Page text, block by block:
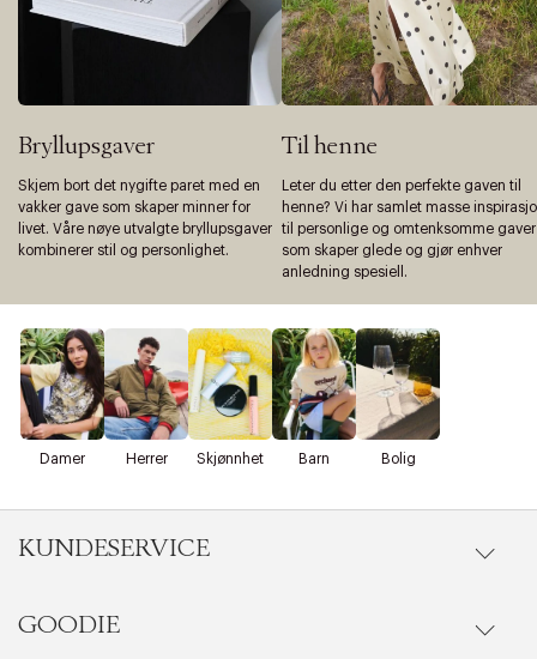
Bryllupsgaver
Skjem bort det nygifte paret med en
vakker gave som skaper minner for
livet. Våre nøye utvalgte bryllupsgaver
kombinerer stil og personlighet.
Til henne
Leter du etter den perfekte gaven til
henne? Vi har samlet masse
til personlige og omtenksomme gaver
som skaper glede og gjør enhver
anledning spesiell.
Damer Herrer Skjønnhet Barn Bolig
KUNDESERVICE
Gå til kundeservice
GOODIE